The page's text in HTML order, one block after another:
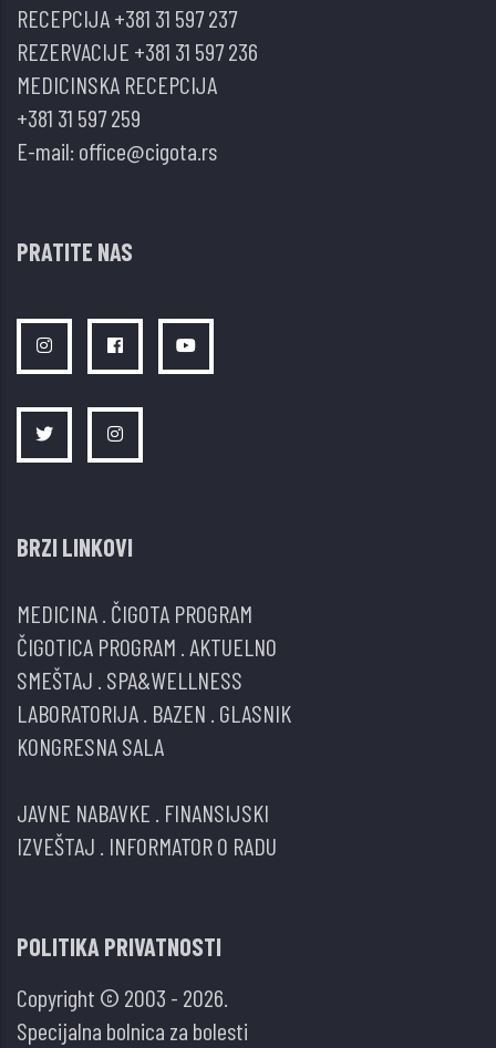
RECEPCIJA+381 31 597 237
REZERVACIJE +381 31 597 236
MEDICINSKA RECEPCIJA
+381 31 597 259
E-mail: office@cigota.rs
PRATITE NAS
BRZI LINKOVI
MEDICINA ČIGOTA PROGRAM
ČIGOTICA PROGRAM AKTUELNO
SMEŠTAJ SPA&WELLNESS
LABORATORIJA BAZEN GLASNIK
KONGRESNA SALA
JAVNE NABAVKE FINANSIJSKI
IZVEŠTAJ INFORMATOR O RADU
POLITIKA PRIVATNOSTI
Copyright © 2003 - 2026.
Specijalna bolnica za bolesti